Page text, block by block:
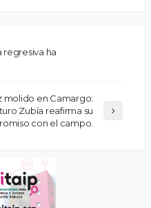
regresiva ha
molido en Camargo:
Zubía reafirma su
con el campo.